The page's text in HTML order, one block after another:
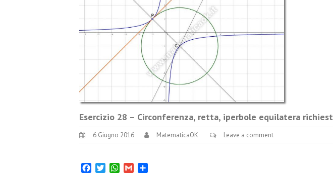
Esercizio 28 – Circonferenza, retta, iperbole equilatera
6 Giugno 2016 MatematicaOK Leave a comment
FacebookTwitterWhatsApp
Gmail